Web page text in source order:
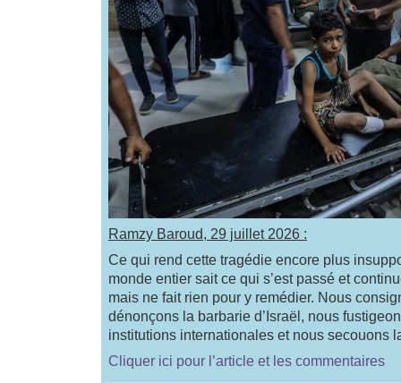
Ramzy Baroud, 29 juillet 2026 :
Ce qui rend cette tragédie encore plus
monde entier sait ce qui s’est passé et
mais ne fait rien pour y remédier. Nous
dénonçons la barbarie d’Israël, nous
institutions internationales et nous secouons
Cliquer ici pour l’article et les commentaires